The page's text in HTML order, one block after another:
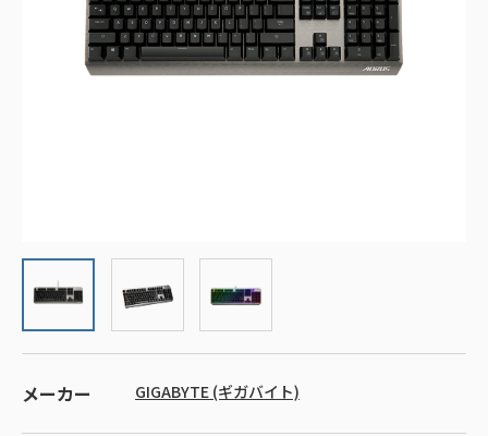
メーカー GIGABYTE (ギガバイト)